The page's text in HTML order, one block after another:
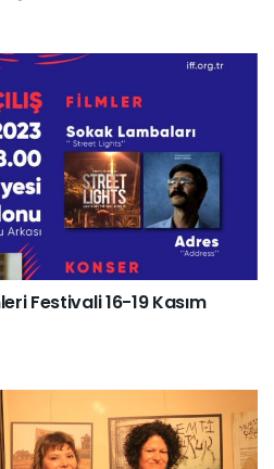
Festivali 16-19 Kasım